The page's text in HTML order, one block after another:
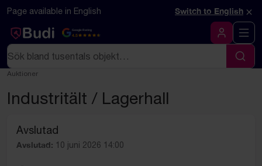
Hoppa till innehåll
Textbaserad (markdown) version av denna sida
Page available in English Switch to English ×
Google Rating
4.5
Logga in
Sök
Sök
Auktioner
Industritält / Lagerhall
Avslutad
Avslutad: 10 juni 2026 14:00